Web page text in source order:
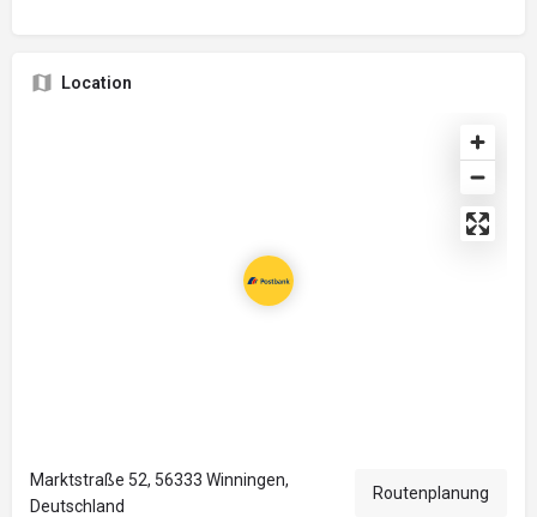
Location
Marktstraße 52, 56333 Winningen,
Deutschland
Routenplanung